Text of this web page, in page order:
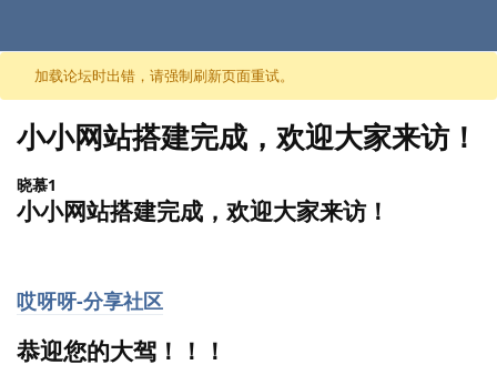
跳至内容
加载论坛时出错，请强制刷新页面重试。
小小网站搭建完成，欢迎大家来访！
晓慕1
小小网站搭建完成，欢迎大家来访！
哎呀呀-分享社区
恭迎您的大驾！！！